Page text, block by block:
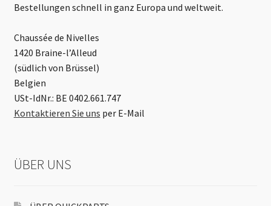
Bestellungen schnell in ganz Europa und weltweit.
Chaussée de Nivelles
1420 Braine-l’Alleud
(südlich von Brüssel)
Belgien
USt-IdNr.: BE 0402.661.747
Kontaktieren Sie uns per E-Mail
ÜBER UNS